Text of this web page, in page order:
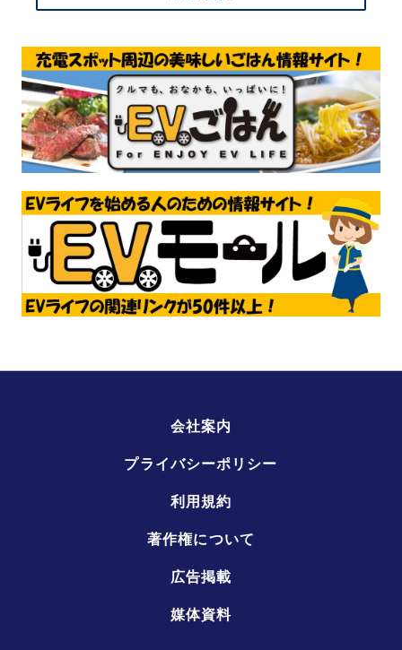
会社案内
プライバシーポリシー
利用規約
著作権について
広告掲載
媒体資料